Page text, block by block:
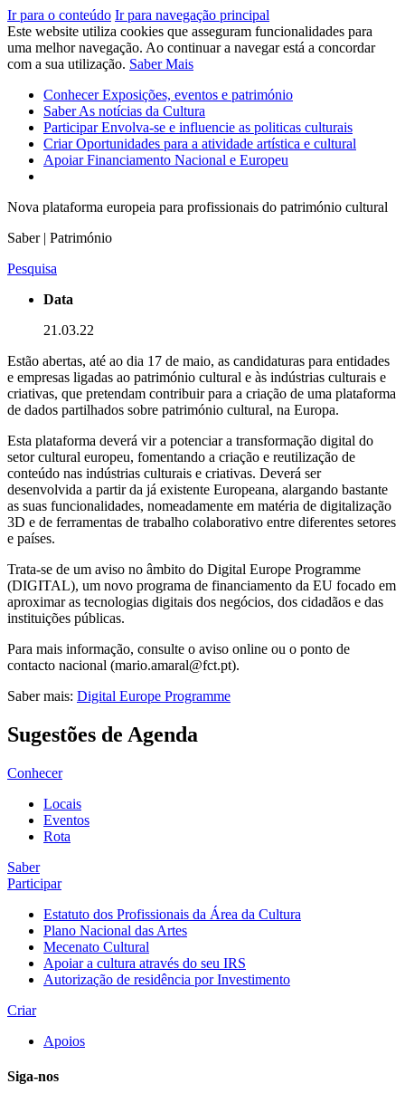
Ir para o conteúdo Ir para navegação principal
Este website utiliza cookies que asseguram funcionalidades para
uma melhor navegação. Ao continuar a navegar está a concordar
com a sua utilização. Saber Mais
ConhecerExposições, eventos e património
SaberAs notícias da Cultura
ParticiparEnvolva-se e influencie as politicas culturais
CriarOportunidades para a atividade artística e cultural
ApoiarFinanciamento Nacional e Europeu
Nova plataforma europeia para profissionais do património cultural
Saber | Património
Pesquisa
Data
21.03.22
Estão abertas, até ao dia 17 de maio, as candidaturas para entidades
e empresas ligadas ao património cultural e às indústrias culturais e
criativas, que pretendam contribuir para a criação de uma plataforma
de dados partilhados sobre património cultural, na Europa.
Esta plataforma deverá vir a potenciar a transformação digital do
setor cultural europeu, fomentando a criação e reutilização de
conteúdo nas indústrias culturais e criativas. Deverá ser
desenvolvida a partir da já existente Europeana, alargando bastante
as suas funcionalidades, nomeadamente em matéria de digitalização
3D e de ferramentas de trabalho colaborativo entre diferentes setores
e países.
Trata-se de um aviso no âmbito do Digital Europe Programme
(DIGITAL), um novo programa de financiamento da EU focado em
aproximar as tecnologias digitais dos negócios, dos cidadãos e das
instituições públicas.
Para mais informação, consulte o aviso online ou o ponto de
contacto nacional (mario.amaral@fct.pt).
Saber mais: Digital Europe Programme
Sugestões de Agenda
Conhecer
Locais
Eventos
Rota
Saber
Participar
Estatuto dos Profissionais da Área da Cultura
Plano Nacional das Artes
Mecenato Cultural
Apoiar a cultura através do seu IRS
Autorização de residência por Investimento
Criar
Apoios
Siga-nos